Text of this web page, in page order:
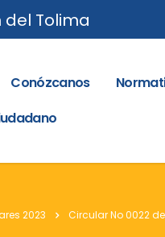
Tolima
Conózcanos
2023 Circular No 0022